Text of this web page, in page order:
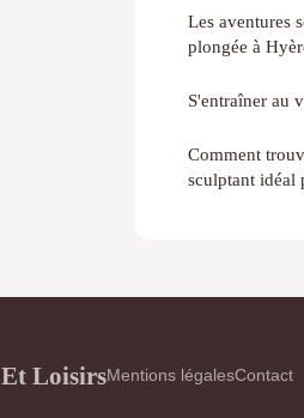
Les aventures
plongée à
S'entraîner au
Comment
sculptant idéal
LoisirsMentions légalesContact